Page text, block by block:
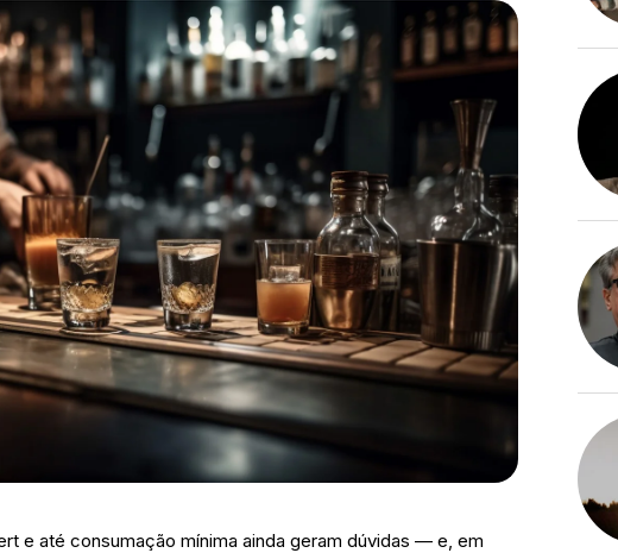
e até consumação mínima ainda geram dúvidas — e, em